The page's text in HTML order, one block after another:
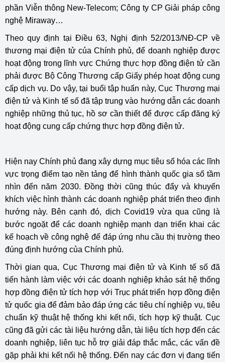
phần Viễn thông New-Telecom; Công ty CP Giải pháp công
nghệ Miraway…
Theo quy định tại Điều 63, Nghị định 52/2013/NĐ-CP về
thương mại điện tử của Chính phủ, để doanh nghiệp được
hoạt động trong lĩnh vực Chứng thực hợp đồng điện tử cần
phải được Bộ Công Thương cấp Giấy phép hoạt động cung
cấp dịch vụ. Do vậy, tại buổi tập huấn này, Cục Thương mại
điện tử và Kinh tế số đã tập trung vào hướng dẫn các doanh
nghiệp những thủ tục, hồ sơ cần thiết để được cấp đăng ký
hoạt động cung cấp chứng thực hợp đồng điện tử.
Hiện nay Chính phủ đang xây dựng mục tiêu số hóa các lĩnh
vực trọng điểm tạo nền tảng để hình thành quốc gia số tầm
nhìn đến năm 2030. Đồng thời cũng thúc đẩy và khuyến
khích việc hình thành các doanh nghiệp phát triển theo định
hướng này. Bên cạnh đó, dịch Covid19 vừa qua cũng là
bước ngoặt để các doanh nghiệp mạnh dạn triển khai các
kế hoạch về công nghệ để đáp ứng nhu cầu thị trường theo
đúng định hướng của Chính phủ.
Thời gian qua, Cục Thương mại điện tử và Kinh tế số đã
tiến hành làm việc với các doanh nghiệp khảo sát hệ thống
hợp đồng điện tử tích hợp với Trục phát triển hợp đồng điện
tử quốc gia để đảm bảo đáp ứng các tiêu chí nghiệp vụ, tiêu
chuẩn kỹ thuật hệ thống khi kết nối, tích hợp kỹ thuật. Cục
cũng đã gửi các tài liệu hướng dẫn, tài liệu tích hợp đến các
doanh nghiệp, liên tục hỗ trợ giải đáp thắc mắc, các vấn đề
gặp phải khi kết nối hệ thống. Đến nay các đơn vị đang tiến